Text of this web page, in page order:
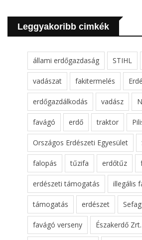
Leggyakoribb cimkék
állami erdőgazdaság STIHL
vadászat fakitermelés
erdőgazdálkodás vadász
favágó erdő traktor
Országos Erdészeti Egyesület
falopás tűzifa erdőtűz
erdészeti támogatás illegális
támogatás erdészet
favágó verseny Északerdő Zrt.